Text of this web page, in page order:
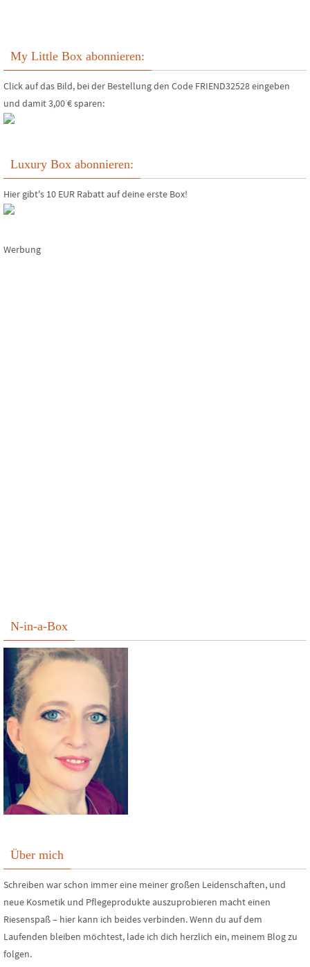
My Little Box abonnieren:
Click auf das Bild, bei der Bestellung den Code FRIEND32528 eingeben
und damit 3,00 € sparen:
Luxury Box abonnieren:
Hier gibt's 10 EUR Rabatt auf deine erste Box!
Werbung
N-in-a-Box
Über mich
Schreiben war schon immer eine meiner großen Leidenschaften, und
neue Kosmetik und Pflegeprodukte auszuprobieren macht einen
Riesenspaß – hier kann ich beides verbinden. Wenn du auf dem
Laufenden bleiben möchtest, lade ich dich herzlich ein, meinem Blog zu
folgen.